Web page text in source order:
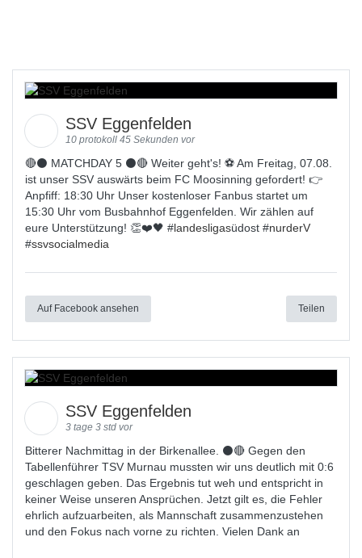
SSV Eggenfelden
10 protokoll 45 Sekunden vor
🔴⚫️ MATCHDAY 5 ⚫️🔴 Weiter geht's! ⚽ Am Freitag, 07.08.
ist unser SSV auswärts beim FC Moosinning gefordert! 👉
Anpfiff: 18:30 Uhr Unser kostenloser Fanbus startet um
15:30 Uhr vom Busbahnhof Eggenfelden. Wir zählen auf
eure Unterstützung! 👏❤️🖤 #landesligasüdost #nurderV
#ssvsocialmedia
Auf Facebook ansehen Teilen
SSV Eggenfelden
3 tage 3 std vor
Bitterer Nachmittag in der Birkenallee. ⚫🔴 Gegen den
Tabellenführer TSV Murnau mussten wir uns deutlich mit 0:6
geschlagen geben. Das Ergebnis tut weh und entspricht in
keiner Weise unseren Ansprüchen. Jetzt gilt es, die Fehler
ehrlich aufzuarbeiten, als Mannschaft zusammenzustehen
und den Fokus nach vorne zu richten. Vielen Dank an